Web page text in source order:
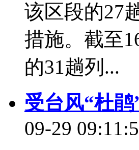
该区段的27
措施。截至
的31趟列...
受台风“杜
09-29